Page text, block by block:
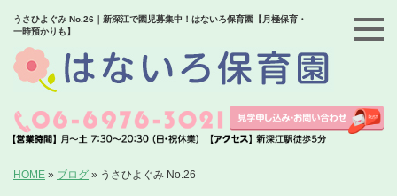
うさひよぐみ No.26｜新深江で園児募集中！はないろ保育園【月極保育・
一時預かりも】
HOME » ブログ » うさひよぐみ No.26